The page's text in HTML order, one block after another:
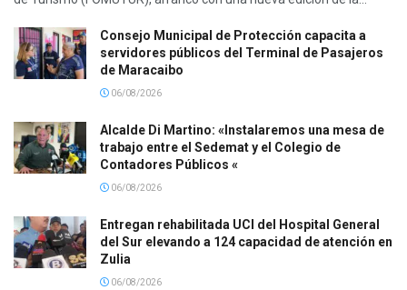
Consejo Municipal de Protección capacita a
servidores públicos del Terminal de Pasajeros
de Maracaibo
06/08/2026
Alcalde Di Martino: «Instalaremos una mesa de
trabajo entre el Sedemat y el Colegio de
Contadores Públicos «
06/08/2026
Entregan rehabilitada UCI del Hospital General
del Sur elevando a 124 capacidad de atención en
Zulia
06/08/2026